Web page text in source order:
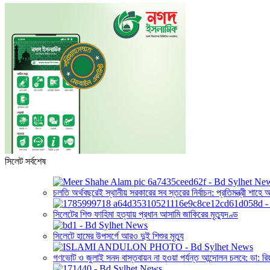
সিলেট সর্বশেষ
চলতি অর্থবছরেই স্থানীয় সরকারের সব স্তরের নির্বাচন: প্রতিমন্ত্রী শাহে
সিলেটের শিশু ফাহিমা হত্যায় প্রধান আসামি জাকিরের মৃত্যুদণ্ড
সিলেটে হামের উপসর্গে আরও দুই শিশুর মৃত্যু
গণভোট ও জুলাই সনদ বাস্তবায়ন না হওয়া পর্যন্ত আন্দোলন চলবে: ডা: